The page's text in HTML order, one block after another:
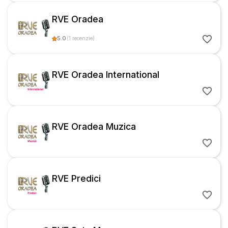
RVE Oradea
5.0 (1 recenzie)
RVE Oradea International
RVE Oradea Muzica
RVE Predici